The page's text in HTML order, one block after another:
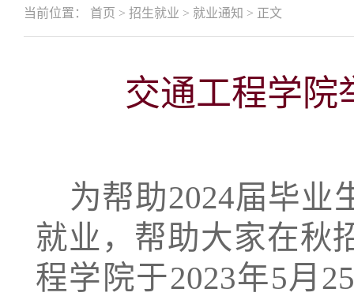
当前位置： 首页 > 招生就业 > 就业通知 > 正文
交通工程学院
为帮助2024届毕业
就业，帮助大家在秋
程学院于2023年5月